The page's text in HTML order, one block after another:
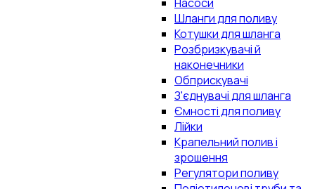
Шланги для поливу
Котушки для шланга
Розбризкувачі й
наконечники
Обприскувачі
З'єднувачі для шланга
Ємності для поливу
Лійки
Крапельний полив і
зрошення
Регулятори поливу